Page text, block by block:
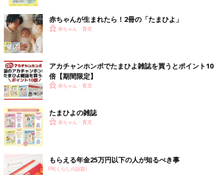
なければいけなかったのでベストテンは見られなくて、隣の部屋
から『ガンダーラ、ガンダーラ♪』とゴダイゴの歌が
聞こえてきて『私も見たいなぁ～』と、そーっとふすまを開けて
覗いていたら『早く寝なさい！』と母に怒られていました」
「土曜のお昼はＵＦＯ食べながら吉本新喜劇を見る。トシちゃん
ファンの姉と『ただいま放課後』の再放送を毎年のように見てい
た気がする」
「テレビでユリ・ゲラーが観客の前でスプーン曲げを披露してい
たのが衝撃でした。
司会者が『テレビの前の方もご一緒に！』と。私も弟と一緒にな
ってやりましたが…」
「夏休みのアニメ劇場で見た『ハイスクール奇面組』とか『つい
でにとんちんかん』とか、ギリ昭和かな？あと夏のお昼といえ
赤ちゃんが生まれたら！2冊の「たまひよ」
赤ちゃん・育児
アカチャンホンポでたまひよ雑誌を買うとポイント10
倍【期間限定】
赤ちゃん・育児
たまひよの雑誌
赤ちゃん・育児
もらえる年金25万円以下の人が知るべき事
PR(くらしの話題)